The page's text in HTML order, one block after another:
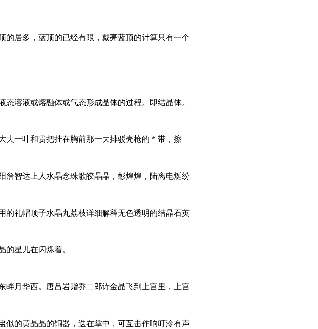
的居多，蓝顶的已经有限，戴亮蓝顶的计算只有一个
溶液或熔融体或气态形成晶体的过程。即结晶体。
夫一叶和贵把挂在胸前那一大排驳壳枪的 * 带，擦
詹智达上人水晶念珠歌皎晶晶，彰煌煌，陆离电烻纷
的礼帽顶子水晶丸荔枝详细解释无色透明的结晶石英
的星儿在闪烁着。
畔月华西。唐吕岩赠乔二郎诗金晶飞到上宫里，上宫
似的黄晶晶的铜器，迭在掌中，可互击作响叮泠有声